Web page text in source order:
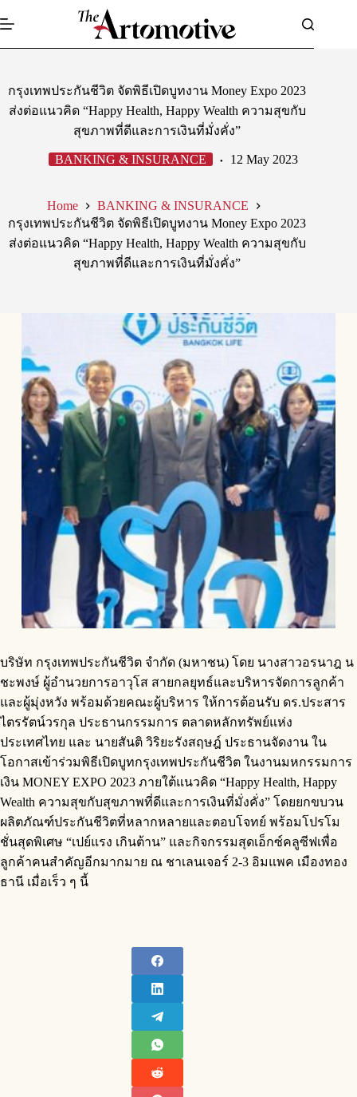
to
กรุงเทพประกันชีวิต จัดพิธีเปิดบูทงาน Money Expo 2023
ส่งต่อแนวคิด “Happy Health, Happy Wealth ความสุขกับ
สุขภาพที่ดีและการเงินที่มั่งคั่ง”
BANKING & INSURANCE 12 May 2023
Home
BANKING & INSURANCE
กรุงเทพประกันชีวิต จัดพิธีเปิดบูทงาน Money Expo 2023
ส่งต่อแนวคิด “Happy Health, Happy Wealth ความสุขกับ
สุขภาพที่ดีและการเงินที่มั่งคั่ง”
บริษัท กรุงเทพประกันชีวิต จำกัด (มหาชน) โดย นางสาวอรนาฎ น
ชะพงษ์ ผู้อำนวยการอาวุโส สายกลยุทธ์และบริหารจัดการลูกค้า
และผู้มุ่งหวัง พร้อมด้วยคณะผู้บริหาร ให้การต้อนรับ ดร.ประสาร
ไตรรัตน์วรกุล ประธานกรรมการ ตลาดหลักทรัพย์แห่ง
ประเทศไทย และ นายสันติ วิริยะรังสฤษฎ์ ประธานจัดงาน ใน
โอกาสเข้าร่วมพิธีเปิดบูทกรุงเทพประกันชีวิต ในงานมหกรรมการ
เงิน MONEY EXPO 2023 ภายใต้แนวคิด “Happy Health, Happy
Wealth ความสุขกับสุขภาพที่ดีและการเงินที่มั่งคั่ง” โดยยกขบวน
ผลิตภัณฑ์ประกันชีวิตที่หลากหลายและตอบโจทย์ พร้อมโปรโม
ชั่นสุดพิเศษ “เปย์แรง เกินต้าน” และกิจกรรมสุดเอ็กซ์คลูซีฟเพื่อ
ลูกค้าคนสำคัญอีกมากมาย ณ ชาเลนเจอร์ 2-3 อิมแพค เมืองทอง
ธานี เมื่อเร็ว ๆ นี้